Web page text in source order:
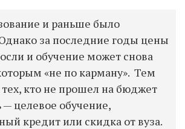
и раньше было
за последние годы цены
и обучение может снова
«не по карману». Тем
кто не прошел на бюджет
целевое обучение,
кредит или скидка от вуза.